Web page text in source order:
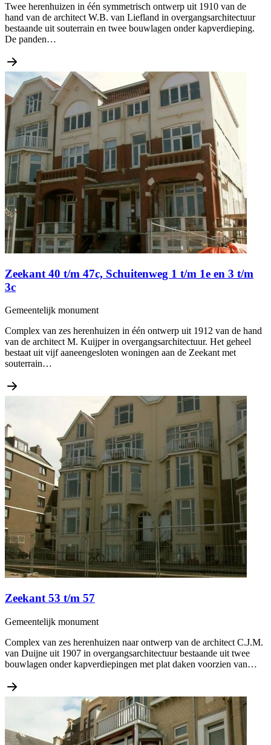
Twee herenhuizen in één symmetrisch ontwerp uit 1910 van de
hand van de architect W.B. van Liefland in overgangsarchitectuur
bestaande uit souterrain en twee bouwlagen onder kapverdieping.
De panden…
Zeekant 40 t/m 47c, Schuitenweg 1 t/m 1e en 3 t/m
3c
Gemeentelijk monument
Complex van zes herenhuizen in één ontwerp uit 1912 van de hand
van de architect M. Kuijper in overgangsarchitectuur. Het geheel
bestaat uit vijf aaneengesloten woningen aan de Zeekant met
souterrain…
Zeekant 53 t/m 57
Gemeentelijk monument
Complex van zes herenhuizen naar ontwerp van de architect C.J.M.
van Duijne uit 1907 in overgangsarchitectuur bestaande uit twee
bouwlagen onder kapverdiepingen met plat daken voorzien van…